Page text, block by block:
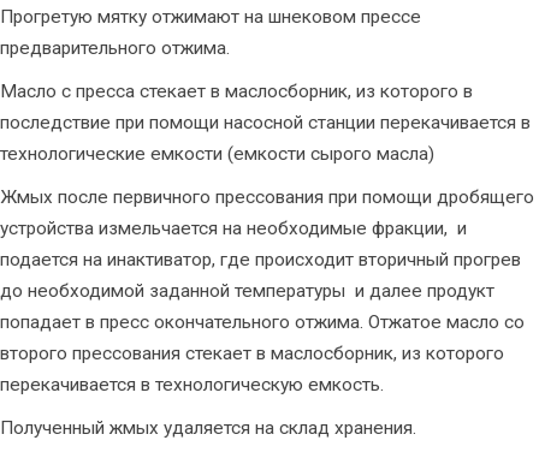
Прогретую мятку отжимают на шнековом прессе
предварительного отжима.
Масло с пресса стекает в маслосборник, из которого в
последствие при помощи насосной станции перекачивается в
технологические емкости (емкости сырого масла)
Жмых после первичного прессования при помощи дробящего
устройства измельчается на необходимые фракции, и
подается на инактиватор, где происходит вторичный прогрев
до необходимой заданной температуры и далее продукт
попадает в пресс окончательного отжима. Отжатое масло со
второго прессования стекает в маслосборник, из которого
перекачивается в технологическую емкость.
Полученный жмых удаляется на склад хранения.